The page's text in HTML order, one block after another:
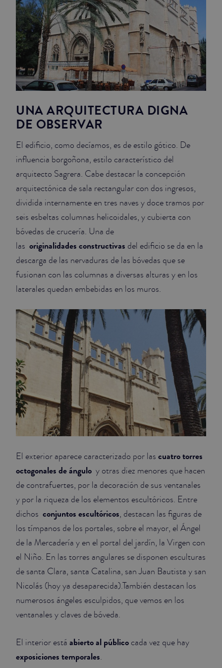
UNA ARQUITECTURA DIGNA
DE OBSERVAR
El edificio, como decíamos, es de estilo gótico. De
influencia borgoñona, estilo característico del
arquitecto Sagrera. Cabe destacar la concepción
arquitectónica de sala rectangular con dos ingresos,
dividida internamente en tres naves y doce tramos por
seis esbeltas columnas helicoidales, y cubierta con
bóvedas de crucería. Una de
las originalidades constructivas del edificio se da en la
descarga de las nervaduras de las bóvedas que se
fusionan con las columnas a diversas alturas y en los
laterales quedan embebidas en los muros.
El exterior aparece caracterizado por las cuatro torres
octogonales de ángulo y otras diez menores que hacen
de contrafuertes, por la decoración de sus ventanales
y por la riqueza de los elementos escultóricos. Entre
dichos conjuntos escultóricos, destacan las figuras de
los tímpanos de los portales, sobre el mayor, el Ángel
de la Mercadería y en el portal del jardín, la Virgen con
el Niño. En las torres angulares se disponen esculturas
de santa Clara, santa Catalina, san Juan Bautista y san
Nicolás (hoy ya desaparecida).También destacan los
numerosos ángeles esculpidos, que vemos en los
ventanales y claves de bóveda.
El interior está abierto al público cada vez que hay
exposiciones temporales.